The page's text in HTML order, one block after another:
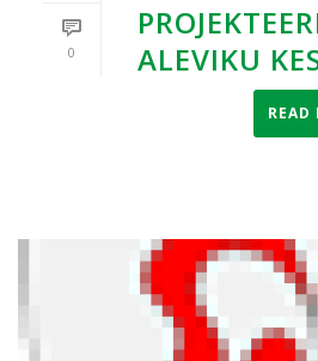
0
ALEVIKU
READ